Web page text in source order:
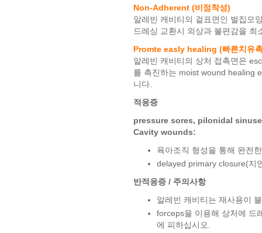
Non-Adherent (비점착성)
알레빈 캐비티의 겉표면인 벌집모
드레싱 교환시 외상과 불편감을 최
Promte easly healing (빠른치유
알레빈 캐비티의 상처 접촉면은
를 촉진하는 moist wound healing
니다.
적응증
pressure sores, pilonidal
Cavity wounds:
육아조직 형성을 통해 완전
delayed primary closure(지
반적응증 / 주의사항
알레빈 캐비티는 재사용이
forceps을 이용해 상처에 드
에 피하십시오.